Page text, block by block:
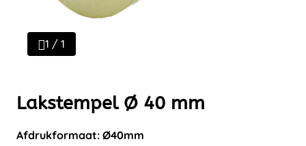
1 / 1
Lakstempel Ø 40 mm
Afdrukformaat: Ø40mm